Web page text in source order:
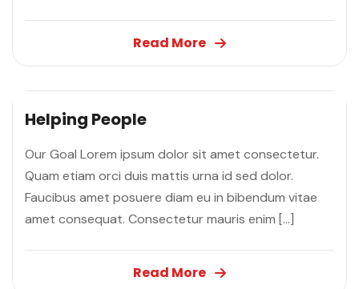
Read More
Helping People
Our Goal Lorem ipsum dolor sit amet consectetur.
Quam etiam orci duis mattis urna id sed dolor.
Faucibus amet posuere diam eu in bibendum vitae
amet consequat. Consectetur mauris enim […]
Read More